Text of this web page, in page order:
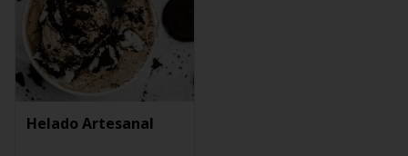
Helado Artesanal